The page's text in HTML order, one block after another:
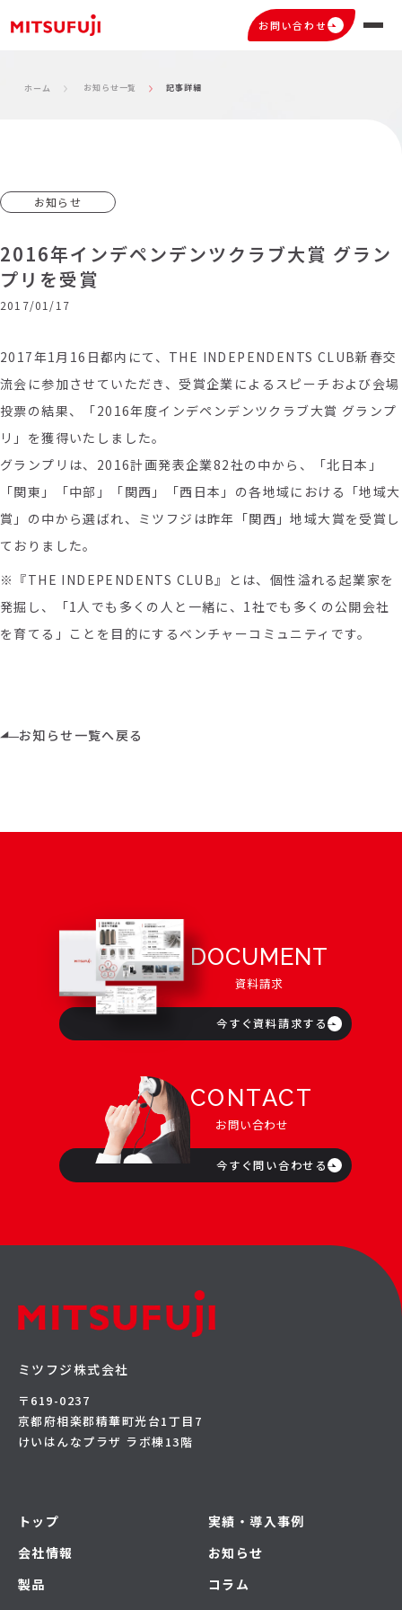
お問い合わせ
ホーム お知らせ一覧 記事詳細
お知らせ
2016年インデペンデンツクラブ大賞 グラン
プリを受賞
2017/01/17
2017年1月16日都内にて、THE INDEPENDENTS CLUB新春交
流会に参加させていただき、受賞企業によるスピーチおよび会場
投票の結果、「2016年度インデペンデンツクラブ大賞 グランプ
リ」を獲得いたしました。
グランプリは、2016計画発表企業82社の中から、「北日本」
「関東」「中部」「関西」「西日本」の各地域における「地域大
賞」の中から選ばれ、ミツフジは昨年「関西」地域大賞を受賞し
ておりました。
※『THE INDEPENDENTS CLUB』とは、個性溢れる起業家を
発掘し、「1人でも多くの人と一緒に、1社でも多くの公開会社
を育てる」ことを目的にするベンチャーコミュニティです。
お知らせ一覧へ戻る
DOCUMENT
資料請求
今すぐ資料請求する
CONTACT
お問い合わせ
今すぐ問い合わせる
ミツフジ株式会社
〒619-0237
京都府相楽郡精華町光台1丁目7
けいはんなプラザ ラボ棟13階
トップ
会社情報
製品
実績・導入事例
お知らせ
コラム